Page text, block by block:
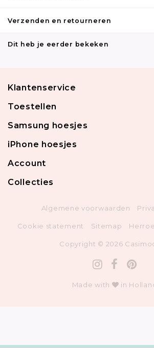
Verzenden en retourneren
Dit heb je eerder bekeken
Klantenservice
Toestellen
Samsung hoesjes
iPhone hoesjes
Account
Collecties
Algemene voorwaarden
Cookie statement Sitemap
Copyright © 2026
Made with in